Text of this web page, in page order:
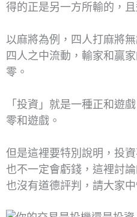
得的正是另一方所輸的，
以麻將為例，四人打麻將
四人之中流動，輸家和贏
零。
「投資」就是一種正和遊
零和遊戲。
但是這裡要特別說明，投
也不一定會虧錢，這裡討
也沒有道德評判，請大家中